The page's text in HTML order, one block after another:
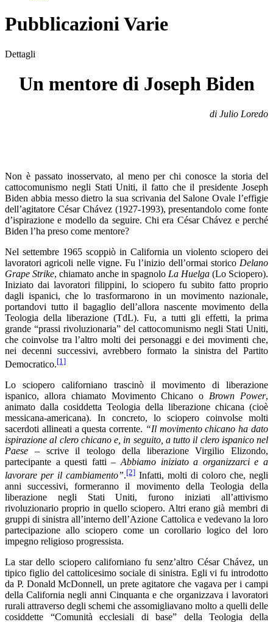
Pubblicazioni Varie
Dettagli
Un mentore di Joseph Biden
di Julio Loredo
Non è passato inosservato, al meno per chi conosce la storia del
cattocomunismo negli Stati Uniti, il fatto che il presidente Joseph
Biden abbia messo dietro la sua scrivania del Salone Ovale l’effigie
dell’agitatore César Chávez (1927-1993), presentandolo come fonte
d’ispirazione e modello da seguire. Chi era César Chávez e perché
Biden l’ha preso come mentore?
Nel settembre 1965 scoppiò in California un violento sciopero dei
lavoratori agricoli nelle vigne. Fu l’inizio dell’ormai storico Delano
Grape Strike, chiamato anche in spagnolo La Huelga (Lo Sciopero).
Iniziato dai lavoratori filippini, lo sciopero fu subito fatto proprio
dagli ispanici, che lo trasformarono in un movimento nazionale,
portandovi tutto il bagaglio dell’allora nascente movimento della
Teologia della liberazione (TdL). Fu, a tutti gli effetti, la prima
grande “prassi rivoluzionaria” del cattocomunismo negli Stati Uniti,
che coinvolse tra l’altro molti dei personaggi e dei movimenti che,
nei decenni successivi, avrebbero formato la sinistra del Partito
Democratico.[1]
Lo sciopero californiano trascinò il movimento di liberazione
ispanico, allora chiamato Movimento Chicano o Brown Power,
animato dalla cosiddetta Teologia della liberazione chicana (cioè
messicana-americana). In concreto, lo sciopero coinvolse molti
sacerdoti allineati a questa corrente. “Il movimento chicano ha dato
ispirazione al clero chicano e, in seguito, a tutto il clero ispanico nel
Paese – scrive il teologo della liberazione Virgilio Elizondo,
partecipante a questi fatti – Abbiamo iniziato a organizzarci e a
lavorare per il cambiamento”.[2] Infatti, molti di coloro che, negli
anni successivi, formeranno il movimento della Teologia della
liberazione negli Stati Uniti, furono iniziati all’attivismo
rivoluzionario proprio in quello sciopero. Altri erano già membri di
gruppi di sinistra all’interno dell’Azione Cattolica e vedevano la loro
partecipazione allo sciopero come un corollario logico del loro
impegno religioso progressista.
La star dello sciopero californiano fu senz’altro César Chávez, un
tipico figlio del cattolicesimo sociale di sinistra. Egli vi fu introdotto
da P. Donald McDonnell, un prete agitatore che vagava per i campi
della California negli anni Cinquanta e che organizzava i lavoratori
rurali attraverso degli schemi che assomigliavano molto a quelli delle
cosiddette “Comunità ecclesiali di base” della Teologia della